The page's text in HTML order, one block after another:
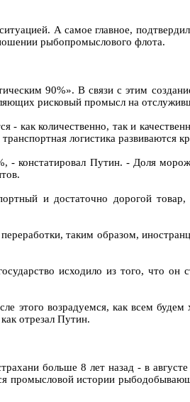
А самое главное,
рыбопромыслового флота.
90%». В связи с этим
рисковый промысл на
количественно, так и
логистика развиваются
констатировал Путин. - Доля
и достаточно дорогой
таким образом,
исходило из того, что он
этого возрадуемся, как всем
отрезал Путин.
больше 8 лет назад - в
промысловой истории